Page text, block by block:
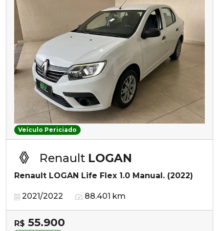
Veículo Periciado
Renault LOGAN
Renault LOGAN Life Flex 1.0 Manual. (2022)
2021/2022 88.401 km
R$ 55.900